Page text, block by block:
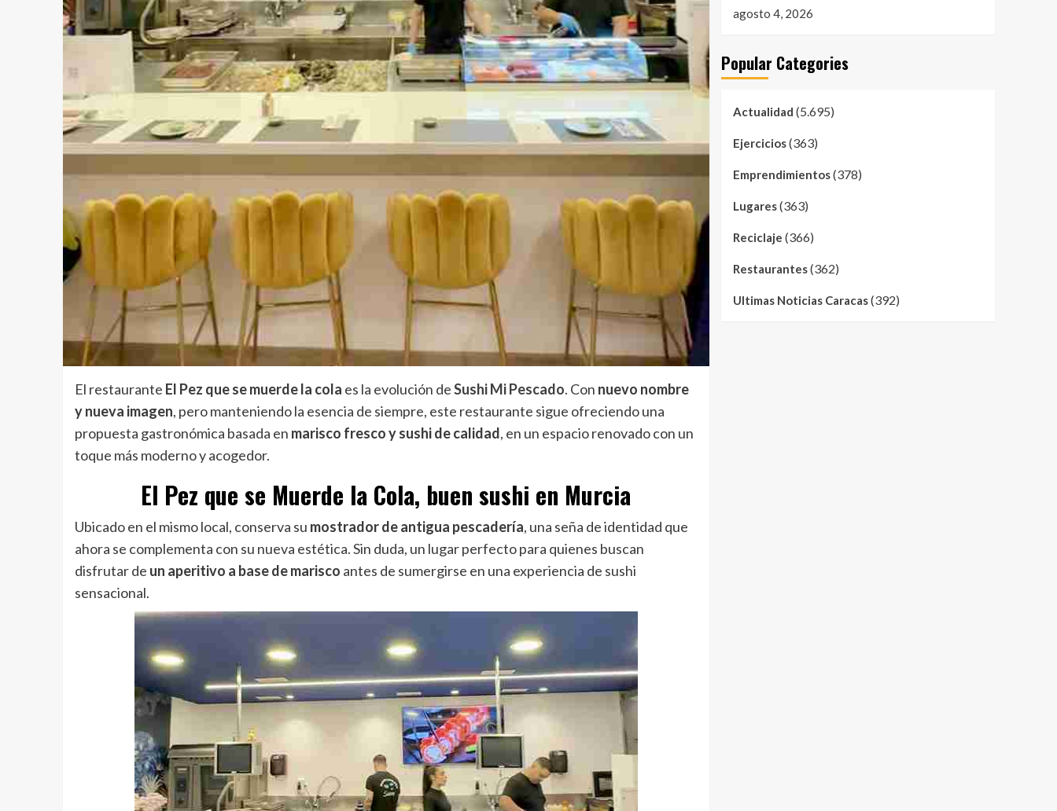
El restaurante El Pez que se muerde la cola es la evolución deSushi Mi Pescado. Con nuevo nombre
y nueva imagen, pero manteniendo la esencia de siempre, este restaurante sigue ofreciendo una
propuesta gastronómica basada en marisco fresco y sushi de calidad, en un espacio renovado con un
toque más moderno y acogedor.
El Pez que se Muerde la Cola, buen sushi en Murcia
Ubicado en el mismo local, conserva su mostrador de antigua pescadería, una seña de identidad que
ahora se complementa con su nueva estética. Sin duda, un lugar perfecto para quienes buscan
disfrutar de un aperitivo a base de marisco antes de sumergirse en una experiencia de sushi
sensacional.
agosto 4, 2026
Popular Categories
Actualidad (5.695)
Ejercicios(363)
Emprendimientos(378)
Lugares(363)
Reciclaje (366)
Restaurantes(362)
Ultimas Noticias Caracas(392)